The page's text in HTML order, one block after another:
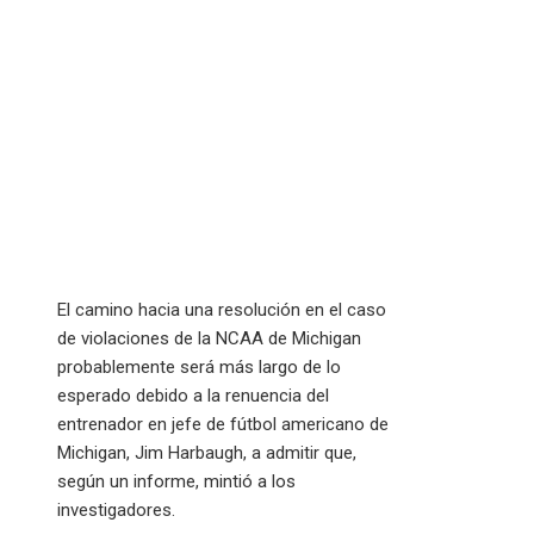
El camino hacia una resolución en el caso
de violaciones de la NCAA de Michigan
probablemente será más largo de lo
esperado debido a la renuencia del
entrenador en jefe de fútbol americano de
Michigan, Jim Harbaugh, a admitir que,
según un informe, mintió a los
investigadores.